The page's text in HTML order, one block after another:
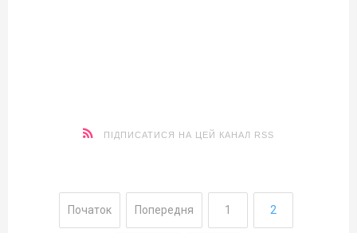
ПІДПИСАТИСЯ НА ЦЕЙ КАНАЛ RSS
Початок Попередня 1 2